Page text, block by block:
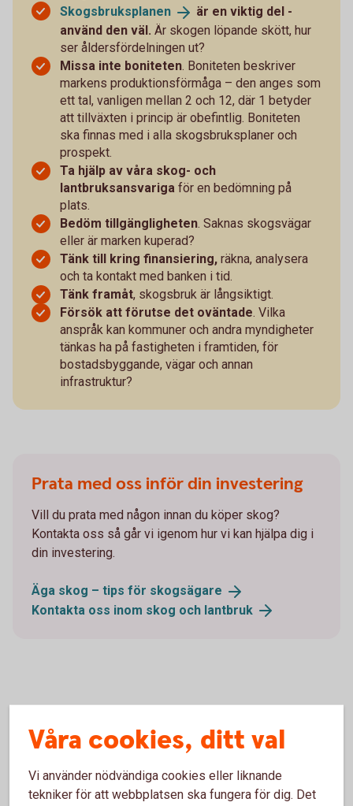
Skogsbruksplanen
är en viktig del -
använd den väl. Är skogen löpande skött, hur
ser åldersfördelningen ut?
Missa inte boniteten . Boniteten beskriver
markens produktionsförmåga – den anges som
ett tal, vanligen mellan 2 och 12, där 1 betyder
att tillväxten i princip är obefintlig. Boniteten
ska finnas med i alla skogsbruksplaner och
prospekt.
Ta hjälp av våra skog- och
lantbruksansvariga för en bedömning på
plats.
Bedöm tillgängligheten . Saknas skogsvägar
eller är marken kuperad?
Tänk till kring finansiering, räkna, analysera
och ta kontakt med banken i tid.
Tänk framåt, skogsbruk är långsiktigt.
Försök att förutse det oväntade . Vilka
anspråk kan kommuner och andra myndigheter
tänkas ha på fastigheten i framtiden, för
bostadsbyggande, vägar och annan
infrastruktur?
Prata med oss inför din investering
Vill du prata med någon innan du köper skog?
Kontakta oss så går vi igenom hur vi kan hjälpa dig i
din investering.
Äga skog – tips för skogsägare
Kontakta oss inom skog och lantbruk
Vi träffar gärna dig som är jord- och skogsbrukare ute på
lättare att diskutera kring drift och ekonomi. Välkommen att
Våra cookies, ditt val
Vi använder nödvändiga cookies eller liknande
tekniker för att webbplatsen ska fungera för dig. Det